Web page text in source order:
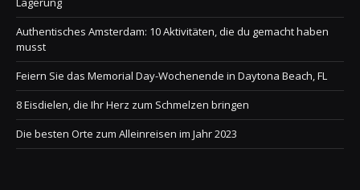
Authentisches Amsterdam: 10 Aktivitäten, die du gemacht haben
musst
Feiern Sie das Memorial Day-Wochenende in Daytona Beach, FL
8 Eisdielen, die Ihr Herz zum Schmelzen bringen
Die besten Orte zum Alleinreisen im Jahr 2023